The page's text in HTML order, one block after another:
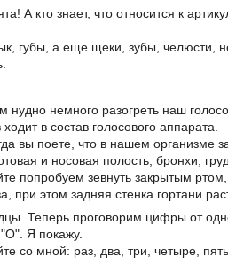
А кто знает, что относится к
губы, а еще щеки, зубы, челюсти,
нудно немного разогреть наш
в состав голосового аппарата.
вы поете, что в нашем организме
и носовая полость, бронхи,
попробуем зевнуть закрытым
при этом задняя стенка гортани
Теперь проговорим цифры от
Я покажу.
со мной: раз, два, три, четыре,